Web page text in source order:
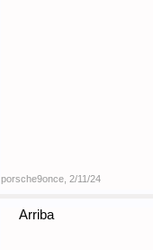
porsche9once 2/11/24
Arriba